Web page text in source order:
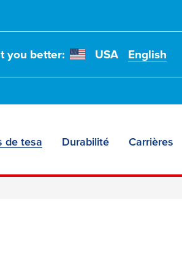
you better: USA English
de tesa Durabilité Carrières